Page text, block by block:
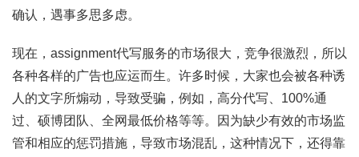
确认，遇事多思多虑。
现在，assignment代写服务的市场很大，竞争很激烈，所以
各种各样的广告也应运而生。许多时候，大家也会被各种诱
人的文字所煽动，导致受骗，例如，高分代写、100%通
过、硕博团队、全网最低价格等等。因为缺少有效的市场监
管和相应的惩罚措施，导致市场混乱，这种情况下，还得靠